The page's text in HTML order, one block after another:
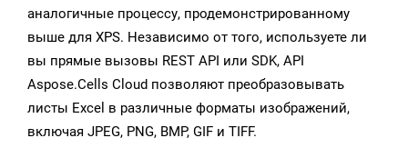
аналогичные процессу, продемонстрированному
выше для XPS. Независимо от того, используете ли
вы прямые вызовы REST API или SDK, API
Aspose.Cells Cloud позволяют преобразовывать
листы Excel в различные форматы изображений,
включая JPEG, PNG, BMP, GIF и TIFF.